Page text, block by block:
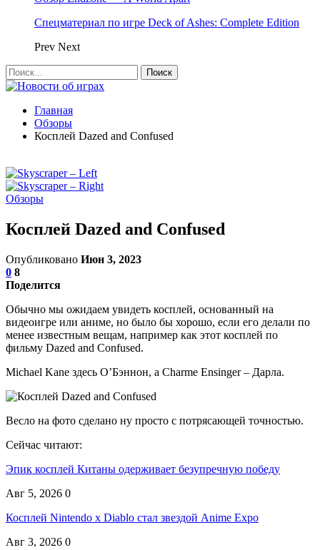
Спецматериал по игре Deck of Ashes: Complete Edition
Prev Next
Главная
Обзоры
Косплей Dazed and Confused
Обзоры
Косплей Dazed and Confused
Опубликовано Июн 3, 2023
0 8
Поделится
Обычно мы ожидаем увидеть косплей, основанный на
видеоигре или аниме, но было бы хорошо, если его делали по
менее известным вещам, например как этот косплей по
фильму Dazed and Confused.
Michael Kane здесь О’Бэннон, а Charme Ensinger – Дарла.
Весло на фото сделано ну просто с потрясающей точностью.
Сейчас читают:
Эпик косплей Китаны одерживает безупречную победу
Авг 5, 2026 0
Косплей Nintendo x Diablo стал звездой Anime Expo
Авг 3, 2026 0